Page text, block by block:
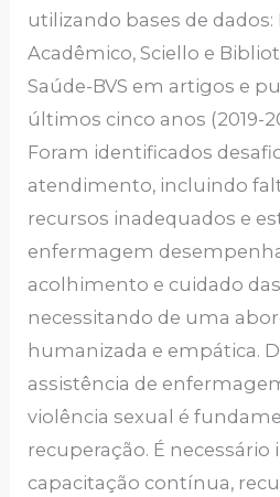
utilizando bases de
Acadêmico, Sciello e
Saúde-BVS em artigos e
últimos cinco anos (2019-
Foram identificados
atendimento, incluindo
recursos inadequados e
enfermagem
acolhimento e cuidado
necessitando de uma
humanizada e empática.
assistência de
violência sexual é
recuperação. É necessário
capacitação contínua,